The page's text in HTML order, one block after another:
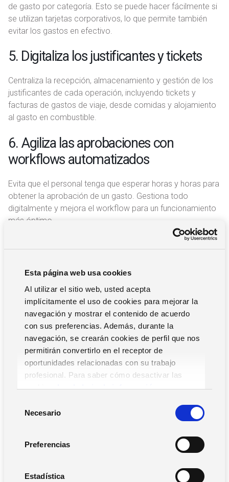
Esta página web usa cookies
Al utilizar el sitio web, usted acepta
implícitamente el uso de cookies para mejorar la
navegación y mostrar el contenido de acuerdo
con sus preferencias. Además, durante la
navegación, se crearán cookies de perfil que nos
permitirán convertirlo en el receptor de
oportunidades relacionadas con su trabajo
profesional. Para saber cómo desactivar las
cookies,Lea la hoja de información.
Necesario
Preferencias
Estadística
de gasto por categoría. Esto se puede hacer fácilmente si
se utilizan tarjetas corporativos, lo que permite también
evitar los gastos en efectivo.
5. Digitaliza los justificantes y tickets
Centraliza la recepción, almacenamiento y gestión de los
justificantes de cada operación, incluyendo tickets y
facturas de gastos de viaje, desde comidas y alojamiento
al gasto en combustible.
6. Agiliza las aprobaciones con
workflows automatizados
Evita que el personal tenga que esperar horas y horas para
obtener la aprobación de un gasto. Gestiona todo
digitalmente y mejora el workflow para un funcionamiento
más óptimo.
7. Centraliza la reserva de viajes y
Cumple con tu política de viajes corporativos,
centralizando la reserva de viajes y alojamientos en un
solo software, donde puedas controlar tanto los gastos
destinados a cada partida, como también las
características de cada proveedor.
8. Analiza los datos para detectar
desviaciones
se producen en los viajes corporativos sobre la previsión
9. Simplifica la gestión de anticipos
Optimiza el proceso para gestionar anticipos de gastos de